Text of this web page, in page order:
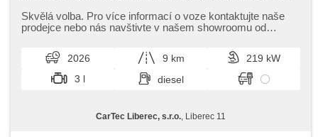
tažné zařízení, bezklíčové odemykání, bezklíčové
startování, elektryczna regulacja foteli, webasto,
podgrzewane fotele, LED denní svícení
Skvělá volba. Pro více informací o voze kontaktujte naše
prodejce nebo nás navštivte v našem showroomu od
2026 9 km
219 kW
3 l
diesel
CarTec Liberec, s.r.o. , Liberec 11